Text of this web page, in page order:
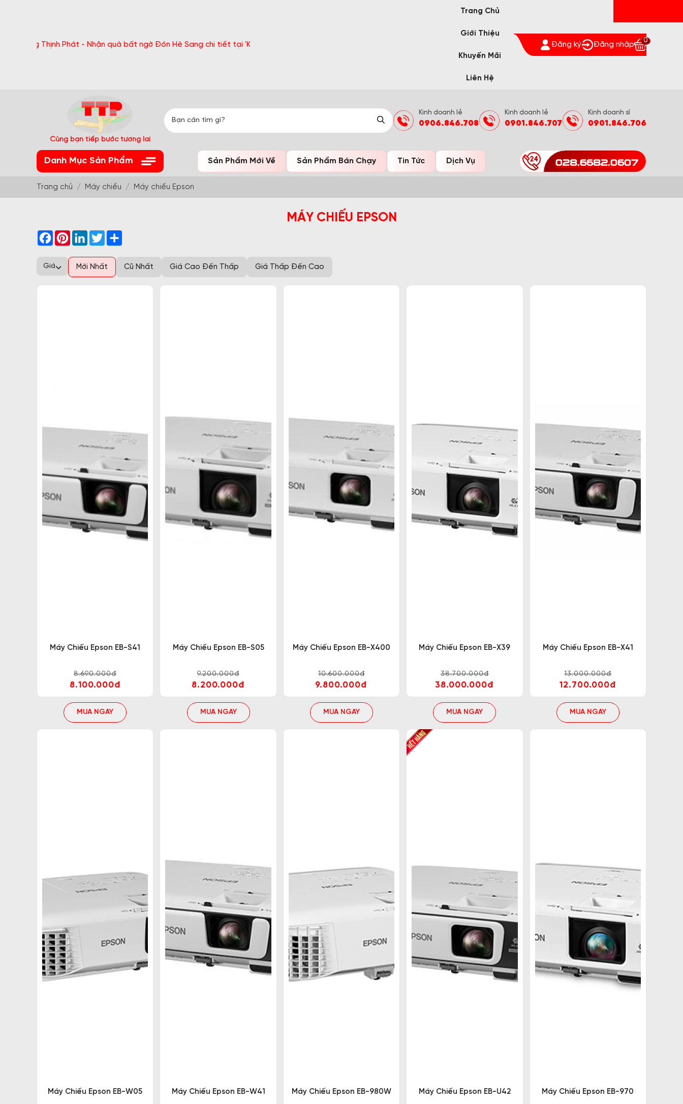
Thịnh Phát - Nhận quà bất ngờ Đón Hè Sang chi tiết tại 'Khuyến Mãi'
Trang Chủ
Giới Thiệu
Khuyến Mãi
Liên Hệ
Đăng ký Đăng nhập
0
Cùng bạn tiếp bước tương lai
Kinh doanh lẻ
0906.846.708
Kinh doanh lẻ
0901.846.707
Kinh doanh sỉ
0901.846.706
Danh Mục Sản Phẩm Sản Phẩm Mới Về Sản Phẩm Bán Chạy Tin Tức Dịch Vụ 028.6682.0607
Trang chủ Máy chiếu Máy chiếu Epson
MÁY CHIẾU EPSON
Facebook
PinterestLinkedInTwitter
Giá Mới Nhất Cũ Nhất Giá Cao Đến Thấp Giá Thấp Đến Cao
Máy Chiếu Epson EB-S41
8.690.000đ
8.100.000đ
MUA NGAY
Máy Chiếu Epson EB-S05
9.200.000đ
8.200.000đ
MUA NGAY
Máy Chiếu Epson EB-X400
10.600.000đ
9.800.000đ
MUA NGAY
Máy Chiếu Epson EB-X39
38.700.000đ
38.000.000đ
MUA NGAY
Máy Chiếu Epson EB-X41
13.000.000đ
12.700.000đ
MUA NGAY
Máy Chiếu Epson EB-W05 Máy Chiếu Epson EB-W41 Máy Chiếu Epson EB-980W Máy Chiếu Epson EB-U42 Máy Chiếu Epson EB-970